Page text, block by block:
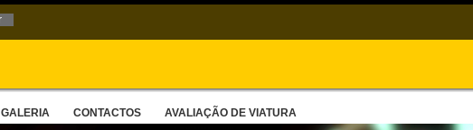
GALERIA CONTACTOS AVALIAÇÃO DE VIATURA